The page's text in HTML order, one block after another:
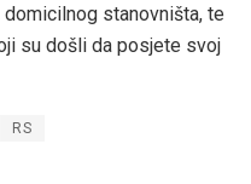
stanovništa, te
su došli da posjete svoj
RS